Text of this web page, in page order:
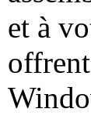
et à